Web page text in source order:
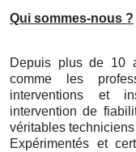
Qui sommes-nous ?
Depuis plus de 10
comme les
interventions et
intervention de
véritables
Expérimentés et